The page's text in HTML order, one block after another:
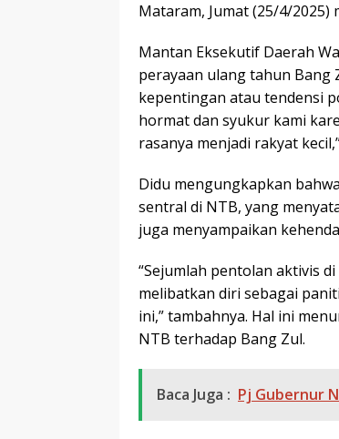
Mataram, Jumat (25/4/2025)
Mantan Eksekutif Daerah
perayaan ulang tahun Bang
kepentingan atau tendensi
hormat dan syukur kami
rasanya menjadi rakyat
Didu mengungkapkan
sentral di NTB, yang
juga menyampaikan
“Sejumlah pentolan aktivis
melibatkan diri sebagai
ini,” tambahnya. Hal ini
NTB terhadap Bang Zul.
Baca Juga : Pj Gubernur